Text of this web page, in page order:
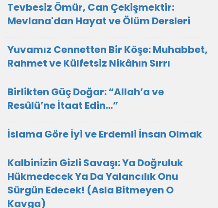
Tevbesiz Ömür, Can Çekişmektir:
Mevlana'dan Hayat ve Ölüm Dersleri
Yuvamız Cennetten Bir Köşe: Muhabbet,
Rahmet ve Külfetsiz Nikâhın Sırrı
Birlikten Güç Doğar: “Allah’a ve
Resûlü’ne İtaat Edin…”
İslama Göre İyi ve Erdemli İnsan Olmak
Kalbinizin Gizli Savaşı: Ya Doğruluk
Hükmedecek Ya Da Yalancılık Onu
Sürgün Edecek! (Asla Bitmeyen O
Kavga)